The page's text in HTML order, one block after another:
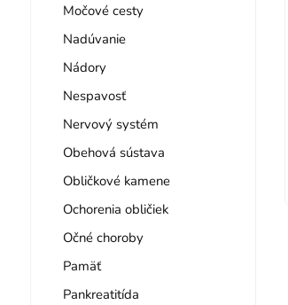
Močové cesty
Nadúvanie
Nádory
Nespavosť
Nervový systém
Obehová sústava
Obličkové kamene
Ochorenia obličiek
Očné choroby
Pamäť
Pankreatitída